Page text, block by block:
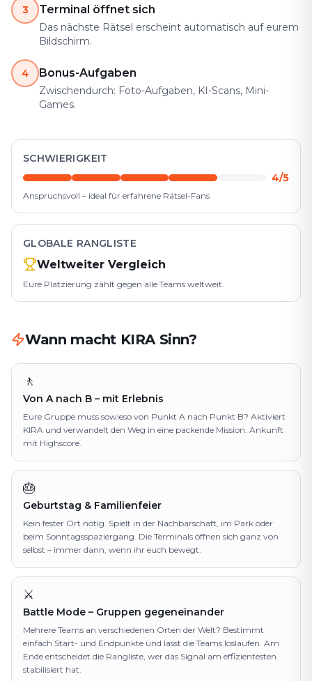
3 Terminal öffnet sich
Das nächste Rätsel erscheint automatisch auf eurem
Bildschirm.
4 Bonus-Aufgaben
Zwischendurch: Foto-Aufgaben, KI-Scans, Mini-
Games.
SCHWIERIGKEIT
4/5
Anspruchsvoll – ideal für erfahrene Rätsel-Fans
GLOBALE RANGLISTE
Weltweiter Vergleich
Eure Platzierung zählt gegen alle Teams weltweit.
Wann macht KIRA Sinn?
🚶
Von A nach B – mit Erlebnis
Eure Gruppe muss sowieso von Punkt A nach Punkt B? Aktiviert
KIRA und verwandelt den Weg in eine packende Mission. Ankunft
mit Highscore.
🎂
Geburtstag & Familienfeier
Kein fester Ort nötig. Spielt in der Nachbarschaft, im Park oder
beim Sonntagsspaziergang. Die Terminals öffnen sich ganz von
selbst – immer dann, wenn ihr euch bewegt.
⚔️
Battle Mode – Gruppen gegeneinander
Mehrere Teams an verschiedenen Orten der Welt? Bestimmt
einfach Start- und Endpunkte und lasst die Teams loslaufen. Am
Ende entscheidet die Rangliste, wer das Signal am effizientesten
stabilisiert hat.